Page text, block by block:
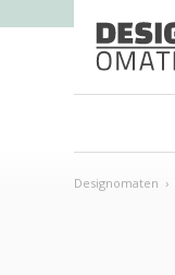
Designomaten ›